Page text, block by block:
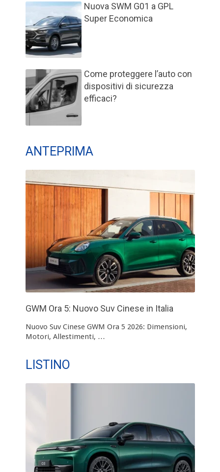
Nuova SWM G01 a GPL
Super Economica
Come proteggere l’auto con
dispositivi di sicurezza
efficaci?
ANTEPRIMA
GWM Ora 5: Nuovo Suv Cinese in Italia
Nuovo Suv Cinese GWM Ora 5 2026: Dimensioni,
Motori, Allestimenti, …
LISTINO